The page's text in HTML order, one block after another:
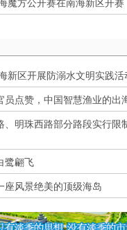
新区开展防溺水文明实践活
员点赞，中国智慧渔业的出
、明珠西路部分路段实行限
鹭翩飞
座风景绝美的顶级海岛